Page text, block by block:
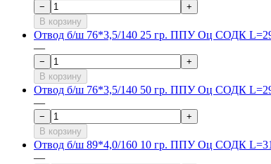
−
+
В корзину
Отвод б/ш 76*3,5/140 25 гр. ППУ Оц СОДК
—
−
+
В корзину
Отвод б/ш 76*3,5/140 50 гр. ППУ Оц СОДК
—
−
+
В корзину
Отвод б/ш 89*4,0/160 10 гр. ППУ Оц СОДК
—